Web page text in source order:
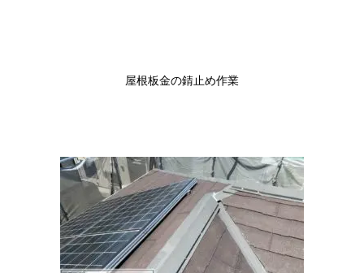
屋根板金の錆止め作業